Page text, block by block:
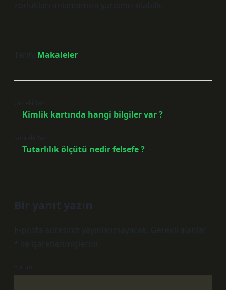
zorlukları anlamamıza yardımcı olabilir.
Tarih: Makaleler
Önceki Yazı
Kimlik kartında hangi bilgiler var ?
Sonraki Yazı
Tutarlılık ölçütü nedir felsefe ?
Bir yanıt yazın
E-posta adresiniz yayınlanmayacak. Gerekli alanlar
*
ile işaretlenmişlerdir
Yorum